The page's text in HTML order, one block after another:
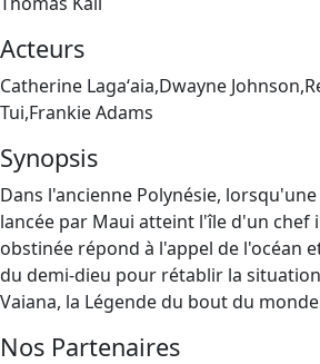
Acteurs
Catherine Lagaʻaia,Dwayne
Tui,Frankie Adams
Synopsis
Dans l'ancienne Polynésie,
lancée par Maui atteint l'île d'un chef
obstinée répond à l'appel de l'océan
du demi-dieu pour rétablir la
Vaiana, la Légende du bout du
Nos Partenaires